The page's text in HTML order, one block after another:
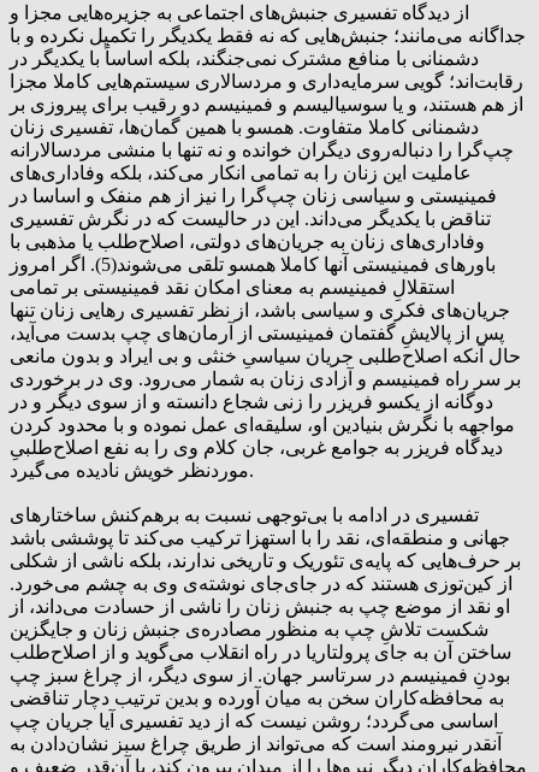
از دیدگاه تفسیری جنبش‌های اجتماعی به جزیره‌هایی مجزا و
جداگانه‌‌ می‌مانند؛ جنبش‌هایی که نه فقط یکدیگر را تکمیل نکرده و با
دشمنانی با منافع مشترک نمی‌جنگند، بلکه اساساً با یکدیگر در
رقابت‌اند؛ گویی سرمایه‌داری و مردسالاری سیستم‌هایی کاملا مجزا
از هم هستند، و یا سوسیالیسم و فمینیسم دو رقیب برای پیروزی بر
دشمنانی کاملا متفاوت. همسو با همین گمان‌ها، تفسیری زنان
چپ‌گرا را دنباله‌روی دیگران خوانده و نه تنها با منشی مردسالارانه
عاملیت این زنان را به تمامی انکار می‌کند، بلکه وفاداری‌های
فمینیستی و سیاسی زنان چپ‌گرا را نیز از هم منفک و اساسا در
تناقض با یکدیگر می‌داند. این در حالیست که در نگرش تفسیری
وفاداری‌های زنان به جریان‌های دولتی، اصلاح‌طلب یا مذهبی با
باورهای فمینیستی آنها کاملا همسو تلقی می‌شوند(5). اگر امروز
استقلالِ فمینیسم به معنای امکان نقد فمینیستی بر تمامی
جریان‌های فکری و سیاسی باشد، از نظر تفسیری رهایی زنان تنها
پس از پالایشِ گفتمان فمینیستی از آرمان‌های چپ بدست می‌آید،
حال آنکه اصلاح‌طلبی جریان سیاسیِ خنثی و بی ایراد و بدون مانعی
بر سر راه فمینیسم و آزادی زنان به شمار می‌رود. وی در برخوردی
دوگانه از یکسو فریزر را زنی شجاع دانسته و از سوی دیگر و در
مواجهه با نگرش بنیادین او، سلیقه‌ای عمل نموده و با محدود کردن
دیدگاه فریزر به جوامع غربی، جان کلام وی را به نفع اصلاح‌طلبیِ
موردنظر خویش نادیده می‌گیرد.
تفسیری در ادامه با بی‌توجهی نسبت به برهم‌کنش ساختارهای
جهانی و منطقه‌ای، نقد را با استهزا ترکیب می‌کند تا پوششی باشد
بر حرف‌هایی که پایه‌ی تئوریک و تاریخی ندارند، بلکه ناشی از شکلی
از کین‌توزی‌ هستند که در جای‌جای نوشته‌ی وی به چشم می‌خورد.
او نقد از موضع چپ به جنبش زنان را ناشی از حسادت می‌داند، از
شکست تلاشِ چپ به منظور مصادره‌ی جنبش زنان و جایگزین
ساختن آن به جای پرولتاریا در راه انقلاب می‌گوید و از اصلاح‌طلب
بودنِ فمینیسم در سرتاسر جهان. از سوی دیگر، از چراغ سبز چپ
به محافظه‌کاران سخن به میان آورده و بدین ترتیب دچار تناقضی
اساسی می‌گردد؛ روشن نیست که از دید تفسیری آیا جریان چپ
آنقدر نیرومند است که می‌تواند از طریق چراغ سبز نشان‌دادن به
محافظه‌کاران دیگر نیروها را از میدان بیرون کند، یا آن‌قدر ضعیف و